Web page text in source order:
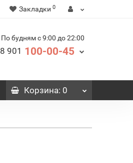
Закладки 0
По будням с 9:00 до 22:00
8 901 100-00-45
Корзина: 0